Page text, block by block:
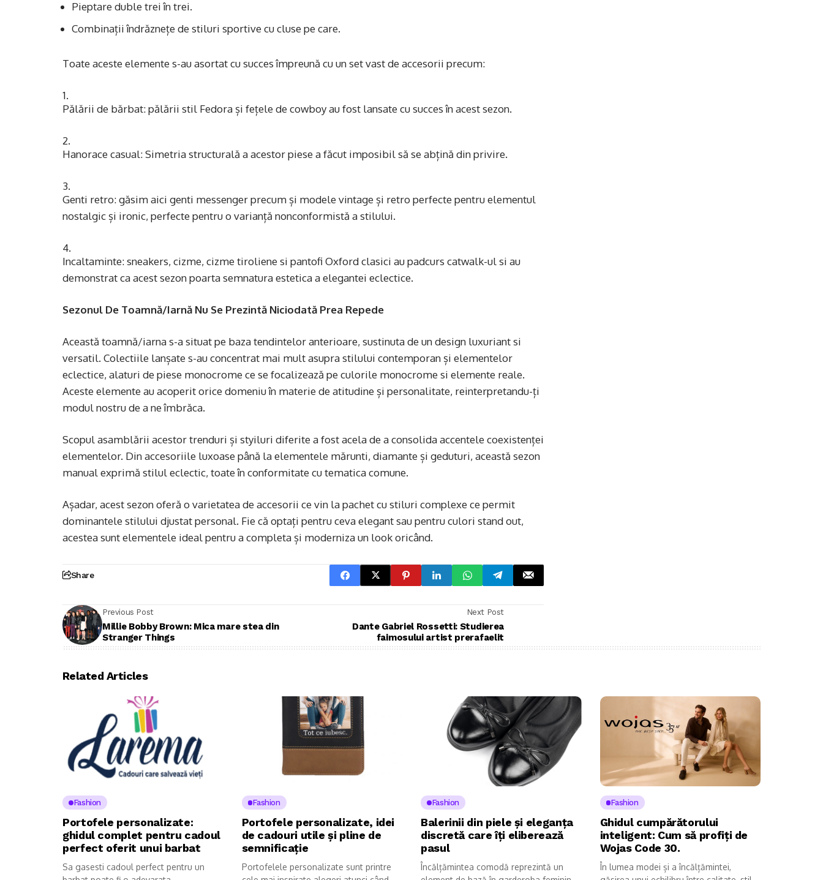
Pieptare duble trei în trei.
Combinații îndrăznețe de stiluri sportive cu cluse pe care.
Toate aceste elemente s-au asortat cu succes împreună cu un set vast de accesorii precum:
Pălării de bărbat: pălării stil Fedora și fețele de cowboy au fost lansate cu succes în acest sezon.
Hanorace casual: Simetria structurală a acestor piese a făcut imposibil să se abțină din privire.
Genti retro: găsim aici genti messenger precum și modele vintage și retro perfecte pentru elementul
nostalgic și ironic, perfecte pentru o varianță nonconformistă a stilului.
Incaltaminte: sneakers, cizme, cizme tiroliene si pantofi Oxford clasici au padcurs catwalk-ul si au
demonstrat ca acest sezon poarta semnatura estetica a elegantei eclectice.
Sezonul De Toamnă/Iarnă Nu Se Prezintă Niciodată Prea Repede
Această toamnă/iarna s-a situat pe baza tendintelor anterioare, sustinuta de un design luxuriant si
versatil. Colectiile lanșate s-au concentrat mai mult asupra stilului contemporan și elementelor
eclectice, alaturi de piese monocrome ce se focalizează pe culorile monocrome si elemente reale.
Aceste elemente au acoperit orice domeniu în materie de atitudine și personalitate, reinterpretandu-ți
modul nostru de a ne îmbrăca.
Scopul asamblării acestor trenduri și styiluri diferite a fost acela de a consolida accentele coexistenței
elementelor. Din accesoriile luxoase până la elementele mărunti, diamante și geduturi, această sezon
manual exprimă stilul eclectic, toate în conformitate cu tematica comune.
Așadar, acest sezon oferă o varietatea de accesorii ce vin la pachet cu stiluri complexe ce permit
dominantele stilului djustat personal. Fie că optați pentru ceva elegant sau pentru culori stand out,
acestea sunt elementele ideal pentru a completa și moderniza un look oricând.
Share
Previous Post
Millie Bobby Brown: Mica mare stea din
Stranger Things
Next Post
Dante Gabriel Rossetti: Studierea
faimosului artist prerafaelit
Related Articles
Fashion
Portofele personalizate:
ghidul complet pentru cadoul
perfect oferit unui barbat
Sa gasesti cadoul perfect pentru un
Fashion
Portofele personalizate, idei
de cadouri utile și pline de
semnificație
Portofelele personalizate sunt printre
Fashion
Balerinii din piele și eleganța
discretă care îți eliberează
pasul
Încălțămintea comodă reprezintă un
Fashion
Ghidul cumpărătorului
inteligent: Cum să profiți de
Wojas Code 30.
În lumea modei și a încălțămintei,